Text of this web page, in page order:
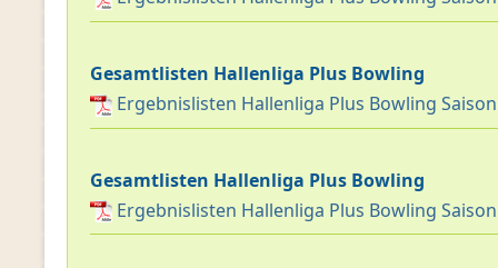
Gesamtlisten Hallenliga Plus Bowling
Ergebnislisten Hallenliga Plus Bowling
Gesamtlisten Hallenliga Plus Bowling
Ergebnislisten Hallenliga Plus Bowling